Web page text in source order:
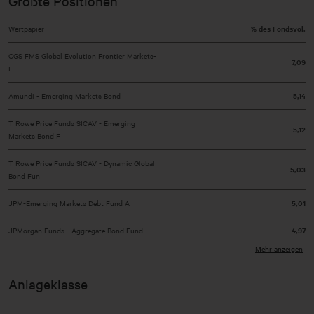
Wertpapier % des Fondsvol.
CGS FMS Global Evolution Frontier Markets-
I
7,09
Amundi - Emerging Markets Bond 5,14
T Rowe Price Funds SICAV - Emerging
Markets Bond F
5,12
T Rowe Price Funds SICAV - Dynamic Global
Bond Fun
5,03
JPM-Emerging Markets Debt Fund A 5,01
JPMorgan Funds - Aggregate Bond Fund 4,97
Fidelity ESG USD EM Bond UCITS ETF
Mehr anzeigen
Anlageklasse